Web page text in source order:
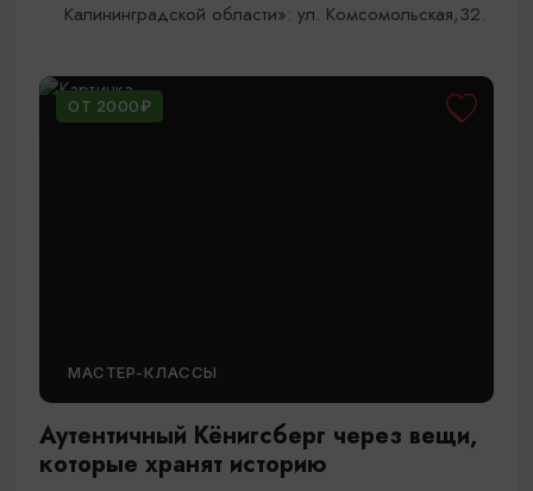
Калининградской области»: ул. Комсомольская,32.
ОТ 2000₽
МАСТЕР-КЛАССЫ
Аутентичный Кёнигсберг через вещи,
которые хранят историю